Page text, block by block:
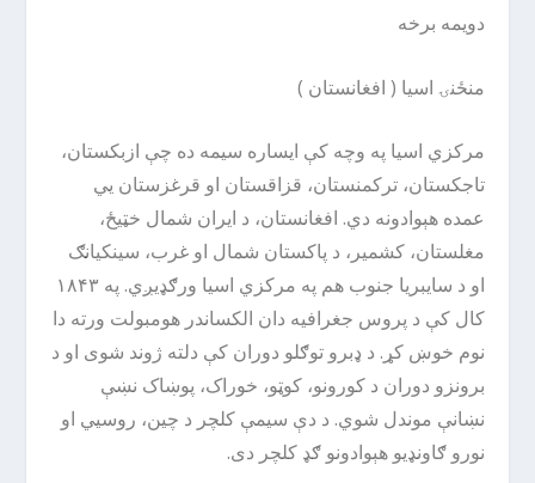
دویمه برخه
منځنۍ اسیا ( افغانستان )
مرکزي اسیا په وچه کې ایساره سیمه ده چې ازبکستان،
تاجکستان، ترکمنستان، قزاقستان او قرغزستان یي
عمده هېوادونه دي. افغانستان، د ایران شمال خټیځ،
مغلستان، کشمیر، د پاکستان شمال او غرب، سینکیانګ
او د سایبریا جنوب هم په مرکزي اسیا ورګډیږي. په ۱۸۴۳
کال کې د پروس جغرافیه دان الکساندر هومبولت ورته دا
نوم خوښ کړ. د ډبرو توګلو دوران کې دلته ژوند شوی او د
برونزو دوران د کورونو، کوټو، خوراک، پوښاک نښې
نښانې موندل شوي. د دې سیمې کلچر د چین، روسیي او
نورو ګاونډیو هېوادونو ګډ کلچر دی.